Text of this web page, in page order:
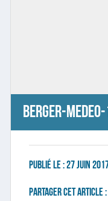
berger-
Publié le :27 juin
Partager cet article :